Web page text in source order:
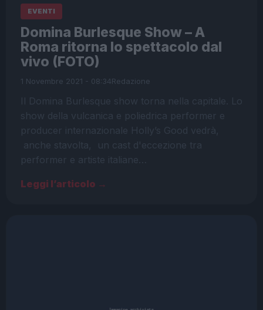
EVENTI
Domina Burlesque Show – A
Roma ritorna lo spettacolo dal
vivo (FOTO)
1 Novembre 2021 - 08:34Redazione
Il Domina Burlesque show torna nella capitale. Lo
show della vulcanica e poliedrica performer e
producer internazionale Holly’s Good vedrà,
anche stavolta, un cast d'eccezione tra
performer e artiste italiane…
Leggi l’articolo →